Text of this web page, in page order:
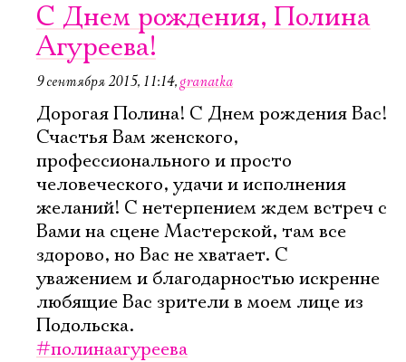
С Днем рождения, Полина
Агуреева!
9 сентября 2015, 11:14,granatka
Дорогая Полина! С Днем рождения Вас!
Счастья Вам женского,
профессионального и просто
человеческого, удачи и исполнения
желаний! С нетерпением ждем встреч с
Вами на сцене Мастерской, там все
здорово, но Вас не хватает. С
уважением и благодарностью искренне
любящие Вас зрители в моем лице из
Подольска.
#полинаагуреева